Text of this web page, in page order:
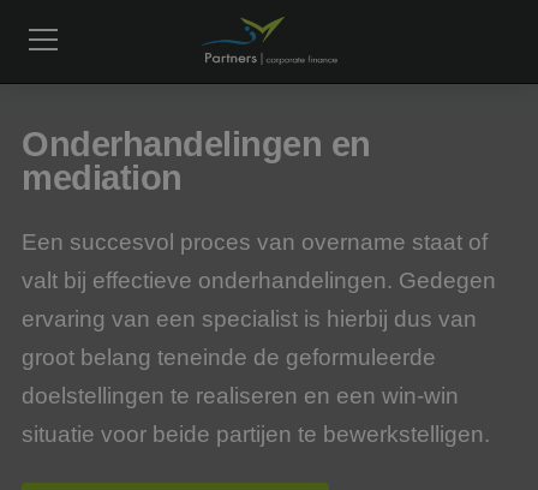
Onderhandelingen en
mediation
Een succesvol proces van overname staat of
valt bij effectieve onderhandelingen. Gedegen
ervaring van een specialist is hierbij dus van
groot belang teneinde de geformuleerde
doelstellingen te realiseren en een win-win
situatie voor beide partijen te bewerkstelligen.